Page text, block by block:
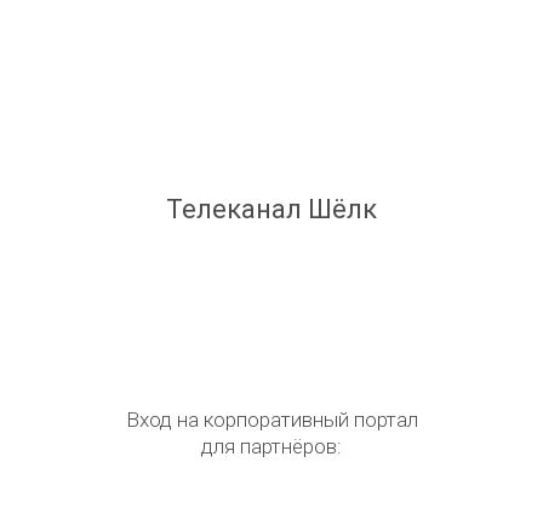
Телеканал Шёлк
Вход на корпоративный портал
для партнёров: